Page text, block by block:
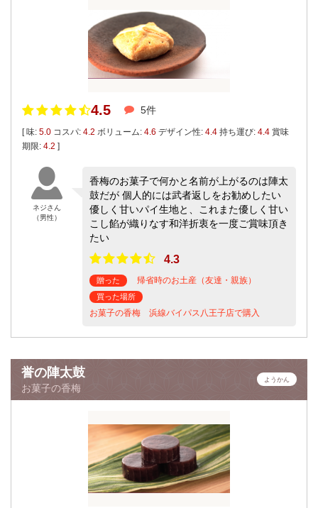
4.5 5件
[ 味: 5.0 コスパ: 4.2 ボリューム: 4.6 デザイン性: 4.4 持ち運び: 4.4 賞味
期限: 4.2 ]
ネジさん
（男性）
香梅のお菓子で何かと名前が上がるのは陣太
鼓だが 個人的には武者返しをお勧めしたい
優しく甘いパイ生地と、これまた優しく甘い
こし餡が織りなす和洋折衷を一度ご賞味頂き
たい
4.3
贈った 帰省時のお土産（友達・親族）
買った場所
お菓子の香梅 浜線バイパス八王子店で購入
誉の陣太鼓
お菓子の香梅
ようかん